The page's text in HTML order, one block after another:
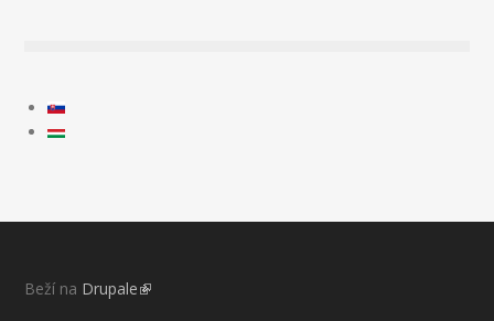
Beží na Drupale(link is external)